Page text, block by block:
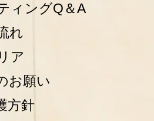
ィングQ＆A
れ
ア
お願い
方針